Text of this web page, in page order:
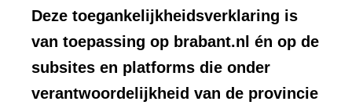
Deze toegankelijkheidsverklaring is
van toepassing op brabant.nl én op de
subsites en platforms die onder
verantwoordelijkheid van de provincie